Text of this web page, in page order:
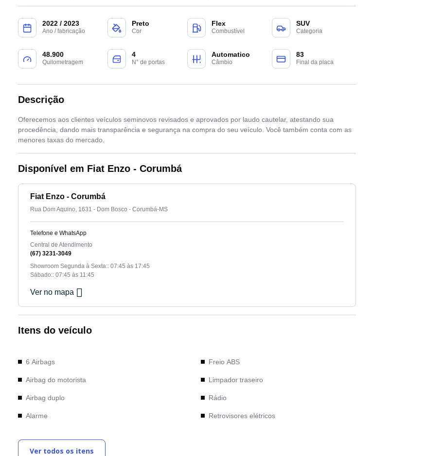
2022 / 2023
Ano / fabricação
Preto
Cor
Flex
Combustível
SUV
Categoria
48.900
Quilometragem
4
N° de portas
Automatico
Câmbio
83
Final da placa
Descrição
Oferecemos aos clientes veículos seminovos revisados e aprovados por laudo cautelar, atestando sua
procedência, dando mais transparência e segurança na compra do seu veículo. Você também conta com as
menores taxas do mercado.
Disponível em Fiat Enzo - Corumbá
Fiat Enzo - Corumbá
Rua Dom Aquino, 1631 - Dom Bosco - Corumbá-MS
Telefone e WhatsApp
Central de Atendimento
(67) 3231-3049
Showroom Segunda à Sexta:: 07:45 às 17:45
Sábado:: 07:45 às 11:45
Ver no mapa
Itens do veículo
6 Airbags
Airbag do motorista
Airbag duplo
Alarme
Computador de bordo
Freio ABS
Limpador traseiro
Rádio
Retrovisores elétricos
Ver todos os itens